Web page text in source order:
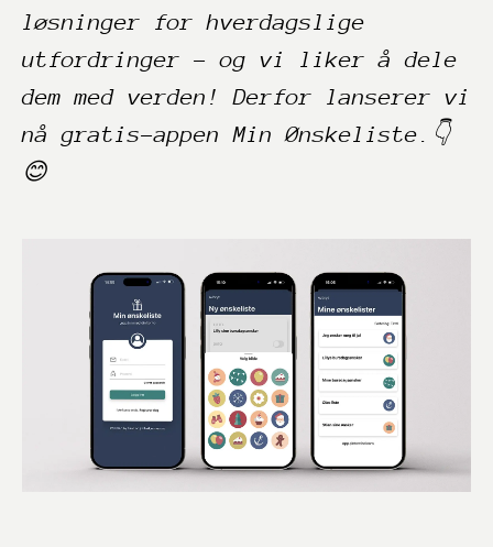
løsninger for hverdagslige
utfordringer - og vi liker å dele
dem med verden! Derfor lanserer vi
nå gratis-appen Min Ønskeliste.👇
😊